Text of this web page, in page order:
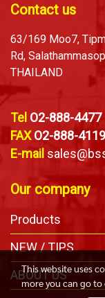
Contact us
63/169 Moo7,
Rd,
THAILAND
Tel O2-888-4477
FAXO2-888-4119
E-mail
Our company
Products
NEW / TIPS
ABOUT US
This website uses
more you can go to